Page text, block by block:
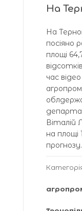
На
На
посіяно
площі
час
Віталій
на